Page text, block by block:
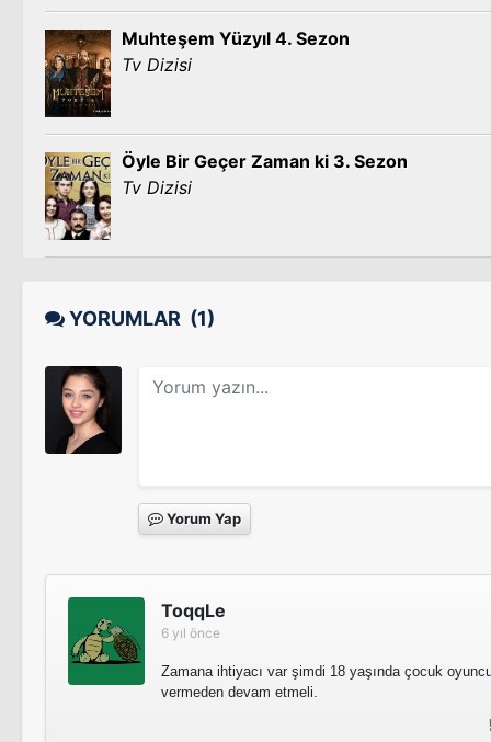
Muhteşem Yüzyıl 4. Sezon
Tv Dizisi
Öyle Bir Geçer Zaman ki 3. Sezon
Tv Dizisi
YORUMLAR (1)
Yorum Yap
ToqqLe
6 yıl önce
Zamana ihtiyacı var şimdi 18 yaşında çocuk
vermeden devam etmeli.